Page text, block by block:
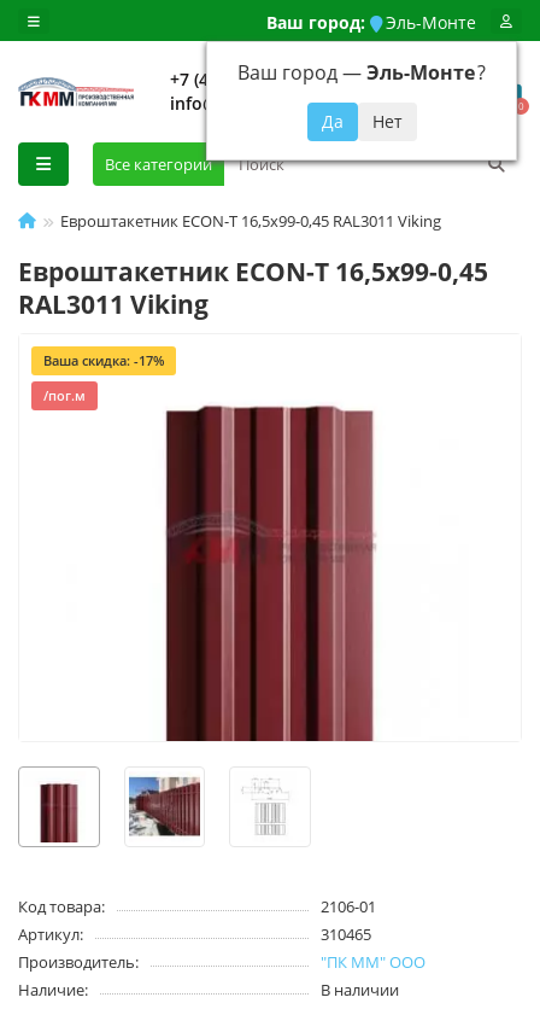
Ваш город: Эль-Монте
Ваш город —Эль-Монте?
+7 (499) 648-92-94
info@evroshtaketnikmoskva.ru
0
Все категории
Евроштакетник ECON-T 16,5х99-0,45 RAL3011 Viking
Евроштакетник ECON-T 16,5х99-0,45
RAL3011 Viking
Ваша скидка: -17%
/пог.м
Код товара:
2106-01
Артикул:
310465
Производитель:
"ПК ММ" ООО
Наличие:
В наличии